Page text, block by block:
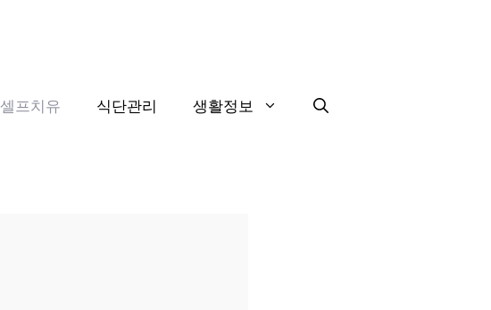
셀프치유 식단관리 생활정보